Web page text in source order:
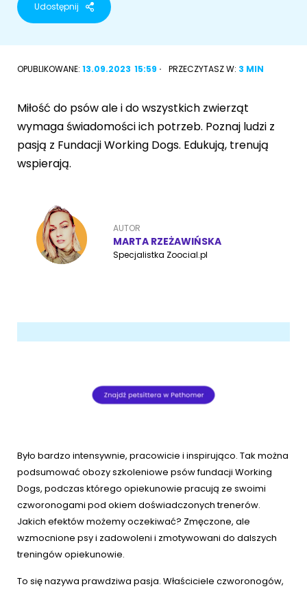
RASY PSÓW
Sznaucer miniaturowy
Golden retriever
Buldog francuski
Wyszukiwarka ras psów
Kot perski
Kot rosyjski niebieski
Udostępnij
OPUBLIKOWANE: 13.09.2023 15:59 PRZECZYTASZ W: 3 MIN
Miłość do psów ale i do wszystkich zwierząt
wymaga świadomości ich potrzeb. Poznaj ludzi z
pasją z Fundacji Working Dogs. Edukują, trenują
wspierają.
AUTOR
MARTA RZEŻAWIŃSKA
Specjalistka Zoocial.pl
Było bardzo intensywnie, pracowicie i inspirująco. Tak można
podsumować obozy szkoleniowe psów fundacji Working
Dogs, podczas którego opiekunowie pracują ze swoimi
czworonogami pod okiem doświadczonych trenerów.
Jakich efektów możemy oczekiwać? Zmęczone, ale
wzmocnione psy i zadowoleni i zmotywowani do dalszych
treningów opiekunowie.
To się nazywa prawdziwa pasja. Właściciele czworonogów,